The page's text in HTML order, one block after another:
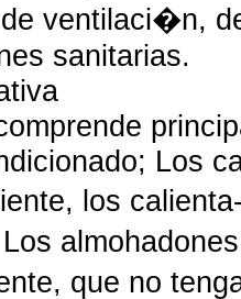
ventilaci�n,
sanitarias.
Los
los
que no